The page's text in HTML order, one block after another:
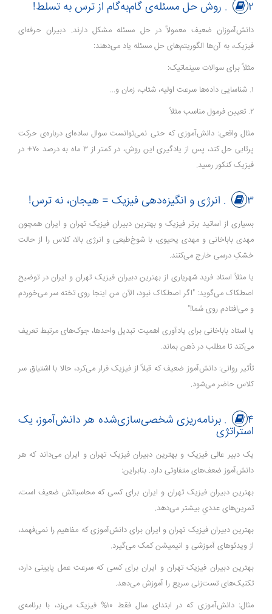
۲. روش حل مسئله‌ی گام‌به‌گام از ترس به تسلط!
دانش‌آموزان ضعیف معمولاً در حل مسئله مشکل دارند. دبیران حرفه‌ای
فیزیک، به آن‌ها الگوریتم‌های حل مسئله یاد می‌دهند:
مثلاً برای سوالات سینماتیک:
۱. شناسایی داده‌ها سرعت اولیه، شتاب، زمان و...
۲. تعیین فرمول مناسب مثلاً
مثال واقعی: دانش‌آموزی که حتی نمی‌توانست سوال ساده‌ای درباره‌ی حرکت
پرتابی حل کند، پس از یادگیری این روش، در کمتر از ۳ ماه به درصد ۷۰+ در
فیزیک کنکور رسید.
۳. انرژی و انگیزه‌دهی فیزیک = هیجان، نه ترس!
بسیاری از اساتید برتر فیزیک و بهترین دبیران فیزیک تهران و ایران همچون
مهدی باباخانی و مهدی یحیوی، با شوخ‌طبعی و انرژی بالا، کلاس را از حالت
خشکِ درسی خارج می‌کنند.
یا مثلاً استاد فرید شهریاری از بهترین دبیران فیزیک تهران و ایران در توضیح
اصطکاک می‌گوید: "اگر اصطکاک نبود، الآن من اینجا روی تخته سر می‌خوردم
و می‌افتادم روی شما!"
یا استاد باباخانی برای یادآوری اهمیت تبدیل واحدها، جوک‌های مرتبط تعریف
می‌کند تا مطلب در ذهن بماند.
تأثیر روانی: دانش‌آموز ضعیف که قبلاً از فیزیک فرار می‌کرد، حالا با اشتیاق سر
کلاس حاضر می‌شود.
۴. برنامه‌ریزی شخصی‌سازی‌شده هر دانش‌آموز، یک
استراتژی
یک دبیر عالی فیزیک و بهترین دبیران فیزیک تهران و ایران می‌داند که هر
دانش‌آموز ضعف‌های متفاوتی دارد. بنابراین:
بهترین دبیران فیزیک تهران و ایران برای کسی که محاسباتش ضعیف است،
تمرین‌های عددیِ بیشتر می‌دهد.
بهترین دبیران فیزیک تهران و ایران برای دانش‌آموزی که مفاهیم را نمی‌فهمد،
از ویدئوهای آموزشی و انیمیشن کمک می‌گیرد.
بهترین دبیران فیزیک تهران و ایران برای کسی که سرعت عمل پایینی دارد،
تکنیک‌های تست‌زنی سریع را آموزش می‌دهد.
مثال: دانش‌آموزی که در ابتدای سال فقط ۱۰% فیزیک می‌زد، با برنامه‌ی